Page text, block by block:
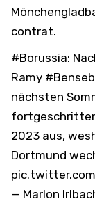
contrat.
#Borussia:
Ramy
nächsten
2023 aus,
Dortmund
— Marlon